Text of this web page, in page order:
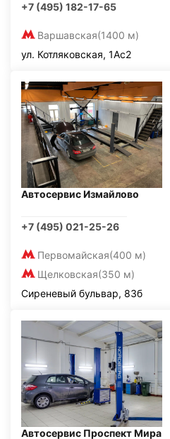
+7 (495) 182-17-65
Варшавская(1400 м)
ул. Котляковская, 1Ас2
Автосервис Измайлово
+7 (495) 021-25-26
Первомайская(400 м)
Щелковская(350 м)
Сиреневый бульвар, 83б
Автосервис Проспект Мира